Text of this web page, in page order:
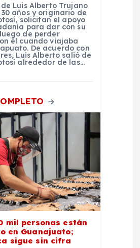
Luis Alberto Trujano
años y originario de
solicitan el apoyo
para dar con su
de perder
él cuando viajaba
De acuerdo con
Luis Alberto salió de
alrededor de las…
mil personas están
en Guanajuato;
sigue sin cifra